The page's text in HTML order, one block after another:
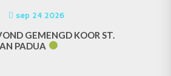
sep 24 2026
GEMENGD KOOR ST.
PADUA